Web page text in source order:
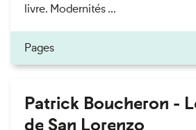
livre. Modernités ...
Pages
Patrick Boucheron -
de San Lorenzo